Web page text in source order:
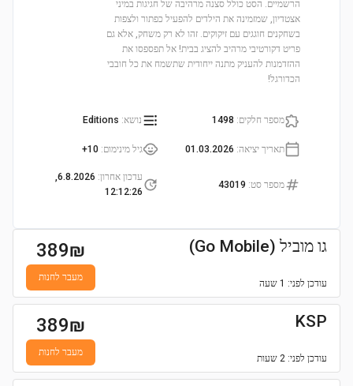
הרשמיים. הסט כולל סצנה מרהיבה של חגיגות במיני
אצטדיון, שמזמינה את הילדים להפעיל כפתור ולצפות
בשחקנים חוגגים עם זיקוקים. זהו לא רק משחק, אלא גם
פריט דקורטיבי מרהיב להציג בבית! אל תפספסו את
ההזדמנות להעניק מתנה ייחודית שתשמח את כל חובבי
הכדורגל!
מספר חלקים:
1498 נושא:
Editions
תאריך יציאה:
01.03.2026 גיל מינימום:
10+
מספר סט:
43019
עדכון אחרון:
6.8.2026,
12:12:26
גו מוביל (Go Mobile)
עודכן לפני: 1 שעה
389₪
מעבר לחנות
KSP
עודכן לפני: 2 שעות
389₪
מעבר לחנות